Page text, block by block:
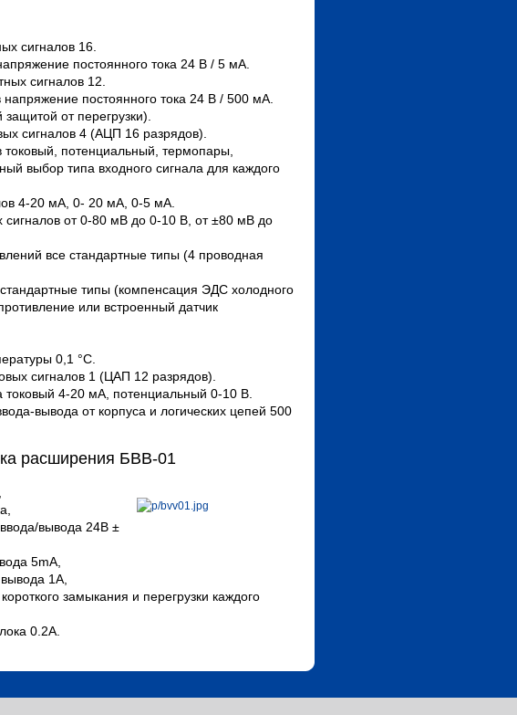
сигналов 16.
постоянного тока 24 В / 5 мА.
сигналов 12.
постоянного тока 24 В / 500 мА.
от перегрузки).
сигналов 4 (АЦП 16 разрядов).
потенциальный, термопары,
выбор типа входного сигнала для каждого
4-20 мА, 0- 20 мА, 0-5 мА.
от 0-80 мВ до 0-10 В, от ±80 мВ до
все стандартные типы (4 проводная
типы (компенсация ЭДС холодного
или встроенный датчик
0,1 °С.
сигналов 1 (ЦАП 12 разрядов).
токовый 4-20 мА, потенциальный 0-10 В.
вывода от корпуса и логических цепей 500
расширения БВВ-01
вывода 24В ±
5mA,
1А,
замыкания и перегрузки каждого
0.2А.